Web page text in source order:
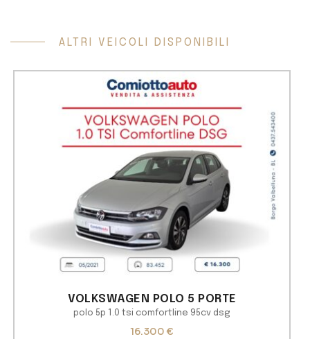
ALTRI VEICOLI DISPONIBILI
VOLKSWAGEN POLO 5 PORTE
polo 5p 1.0 tsi comfortline 95cv dsg
16.300€